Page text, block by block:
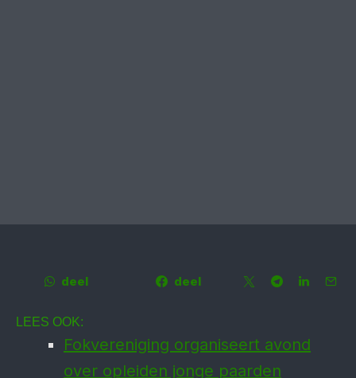
deel deel
LEES OOK:
Fokvereniging organiseert avond
over opleiden jonge paarden